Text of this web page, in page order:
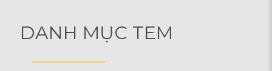
DANH MỤC TEM